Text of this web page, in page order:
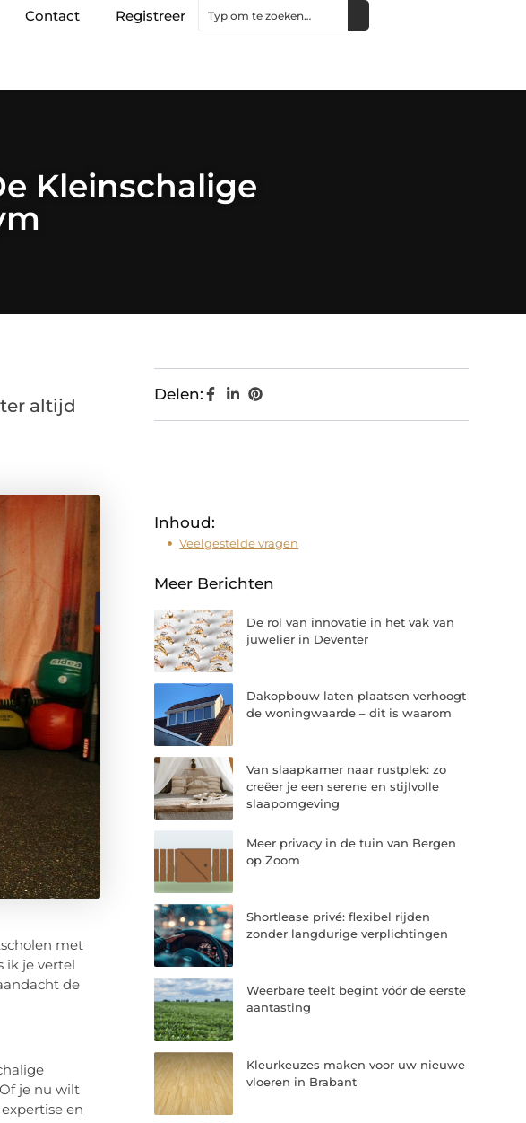
Contact Registreer
Kleinschalige
altijd
met
ik je vertel
de
je nu wilt
en
Delen:
Inhoud:
Veelgestelde vragen
Meer Berichten
De rol van innovatie in het vak van
juwelier in Deventer
Dakopbouw laten plaatsen verhoogt
de woningwaarde – dit is waarom
Van slaapkamer naar rustplek: zo
creëer je een serene en stijlvolle
slaapomgeving
Meer privacy in de tuin van Bergen
op Zoom
Shortlease privé: flexibel rijden
zonder langdurige verplichtingen
Weerbare teelt begint vóór de eerste
aantasting
Kleurkeuzes maken voor uw nieuwe
vloeren in Brabant